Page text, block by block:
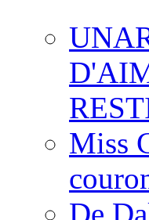
Miss
De